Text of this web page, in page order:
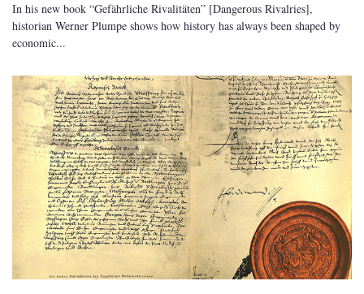
In his new book “Gefährliche Rivalitäten” [Dangerous Rivalries],
historian Werner Plumpe shows how history has always been shaped by
economic